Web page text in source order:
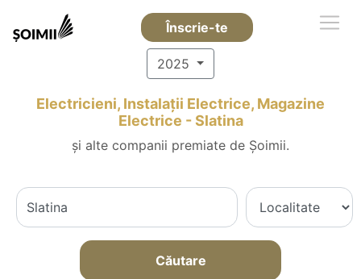
Înscrie-te
2025
Electricieni, Instalații Electrice, Magazine
Electrice - Slatina
și alte companii premiate de Șoimii.
Căutare